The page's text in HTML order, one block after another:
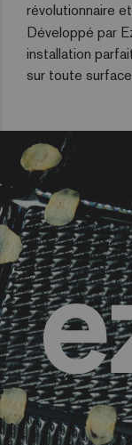
révolutionnaire
Développé par
installation
sur toute
Pour voir cette
marketing, vous